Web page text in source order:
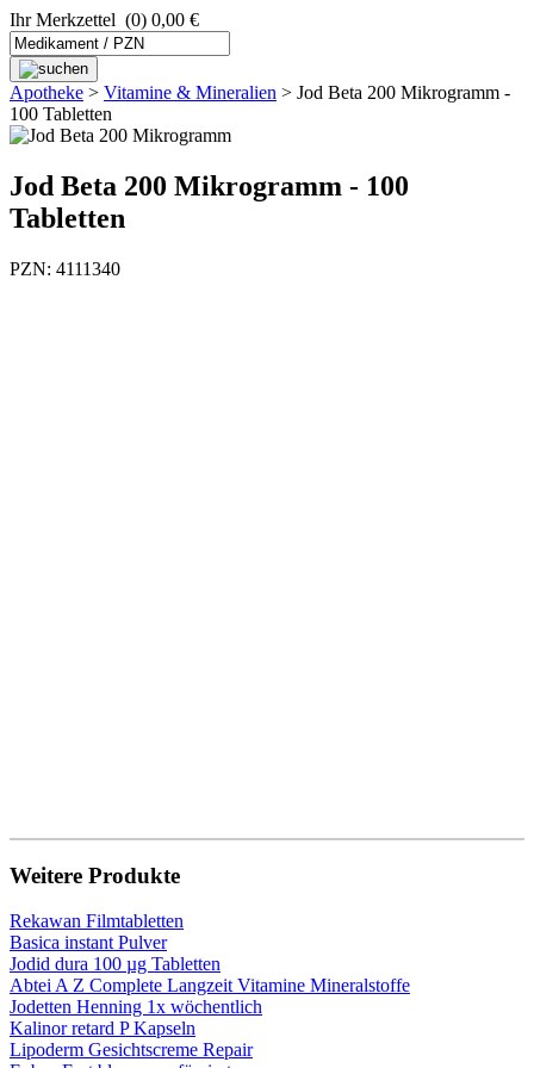
Ihr Merkzettel (0) 0,00 €
Apotheke > Vitamine & Mineralien > Jod Beta 200 Mikrogramm -
100 Tabletten
Jod Beta 200 Mikrogramm - 100
Tabletten
PZN: 4111340
Weitere Produkte
Rekawan Filmtabletten
Basica instant Pulver
Jodid dura 100 µg Tabletten
Abtei A Z Complete Langzeit Vitamine Mineralstoffe
Jodetten Henning 1x wöchentlich
Kalinor retard P Kapseln
Lipoderm Gesichtscreme Repair